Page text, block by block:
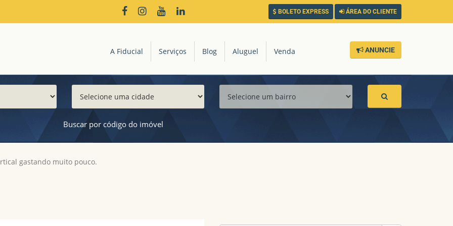
ÁREA DO CLIENTE
BOLETO EXPRESS
A Fiducial Serviços Blog Aluguel Venda ANUNCIE
Buscar por código do imóvel
gastando muito pouco.